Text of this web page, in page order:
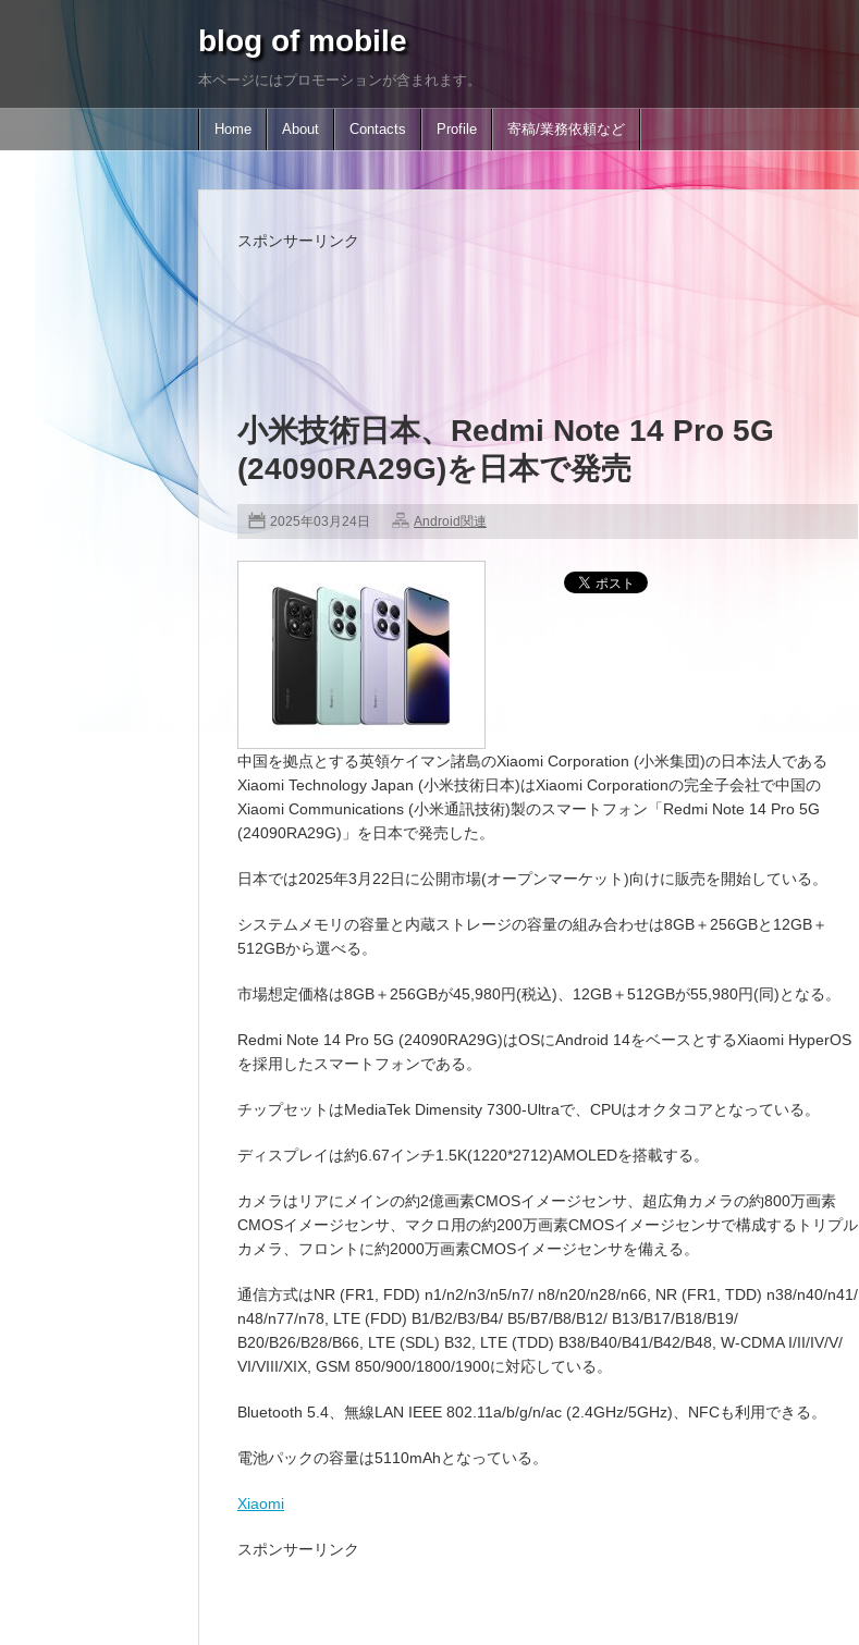
blog of mobile
本ページにはプロモーションが含まれます。
Home About Contacts Profile 寄稿/業務依頼など
スポンサーリンク
小米技術日本、Redmi Note 14 Pro 5G
(24090RA29G)を日本で発売
2025年03月24日 Android関連
中国を拠点とする英領ケイマン諸島のXiaomi Corporation (小米集団)の日本法人である
Xiaomi Technology Japan (小米技術日本)はXiaomi Corporationの完全子会社で中国の
Xiaomi Communications (小米通訊技術)製のスマートフォン「Redmi Note 14 Pro 5G
(24090RA29G)」を日本で発売した。
日本では2025年3月22日に公開市場(オープンマーケット)向けに販売を開始している。
システムメモリの容量と内蔵ストレージの容量の組み合わせは8GB＋256GBと12GB＋
512GBから選べる。
市場想定価格は8GB＋256GBが45,980円(税込)、12GB＋512GBが55,980円(同)となる。
Redmi Note 14 Pro 5G (24090RA29G)はOSにAndroid 14をベースとするXiaomi HyperOS
を採用したスマートフォンである。
チップセットはMediaTek Dimensity 7300-Ultraで、CPUはオクタコアとなっている。
ディスプレイは約6.67インチ1.5K(1220*2712)AMOLEDを搭載する。
カメラはリアにメインの約2億画素CMOSイメージセンサ、超広角カメラの約800万画素
CMOSイメージセンサ、マクロ用の約200万画素CMOSイメージセンサで構成するトリプル
カメラ、フロントに約2000万画素CMOSイメージセンサを備える。
通信方式はNR (FR1, FDD) n1/n2/n3/n5/n7/ n8/n20/n28/n66, NR (FR1, TDD) n38/n40/n41/
n48/n77/n78, LTE (FDD) B1/B2/B3/B4/ B5/B7/B8/B12/ B13/B17/B18/B19/
B20/B26/B28/B66, LTE (SDL) B32, LTE (TDD) B38/B40/B41/B42/B48, W-CDMA I/II/IV/V/
VI/VIII/XIX, GSM 850/900/1800/1900に対応している。
Bluetooth 5.4、無線LAN IEEE 802.11a/b/g/n/ac (2.4GHz/5GHz)、NFCも利用できる。
電池パックの容量は5110mAhとなっている。
Xiaomi
スポンサーリンク